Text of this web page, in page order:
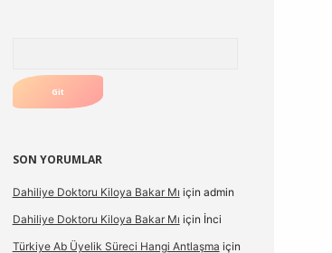
SON YORUMLAR
Dahiliye Doktoru Kiloya Bakar Mı için admin
Dahiliye Doktoru Kiloya Bakar Mı için İnci
Türkiye Ab Üyelik Süreci Hangi Antlaşma için